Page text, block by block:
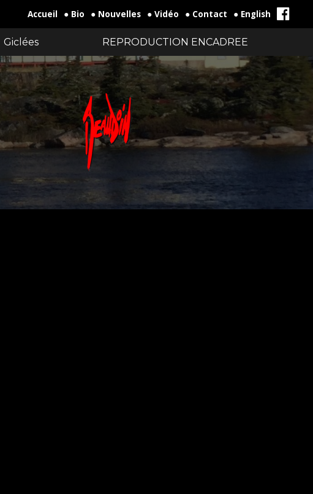
Accueil ● Bio ● Nouvelles ● Vidéo ● Contact ● English
Giclées REPRODUCTION ENCADREE